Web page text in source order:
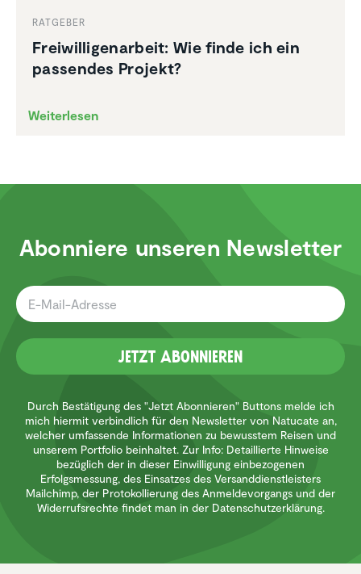
RATGEBER
Freiwil­li­gen­ar­beit: Wie finde ich ein
passendes Projekt?
Weiterlesen
Abonniere unseren Newsletter
Jetzt Abonnieren
Durch Bestätigung des "Jetzt Abonnieren" Buttons melde ich
mich hiermit verbindlich für den Newsletter von Natucate an,
welcher umfassende Informationen zu bewusstem Reisen und
unserem Portfolio beinhaltet. Zur Info: Detaillierte Hinweise
bezüglich der in dieser Einwilligung einbezogenen
Erfolgsmessung, des Einsatzes des Versanddienstleisters
Mailchimp, der Protokollierung des Anmeldevorgangs und der
Widerrufsrechte findet man in der Datenschutzerklärung.